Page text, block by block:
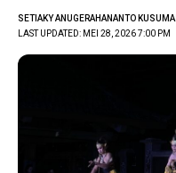
LAST UPDATED: MEI 28, 2026 7:00 PM
SETIAKY ANUGERAHANANTO KUSUMA